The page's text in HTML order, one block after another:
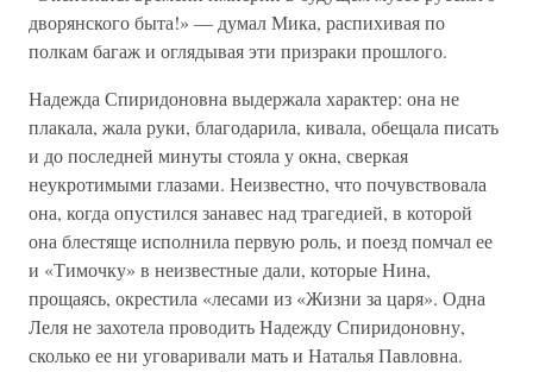
дворянского быта!» — думал Мика, распихивая по
полкам багаж и оглядывая эти призраки прошлого.
Надежда Спиридоновна выдержала характер: она не
плакала, жала руки, благодарила, кивала, обещала писать
и до последней минуты стояла у окна, сверкая
неукротимыми глазами. Неизвестно, что почувствовала
она, когда опустился занавес над трагедией, в которой
она блестяще исполнила первую роль, и поезд помчал ее
и «Тимочку» в неизвестные дали, которые Нина,
прощаясь, окрестила «лесами из «Жизни за царя». Одна
Леля не захотела проводить Надежду Спиридоновну,
сколько ее ни уговаривали мать и Наталья Павловна.